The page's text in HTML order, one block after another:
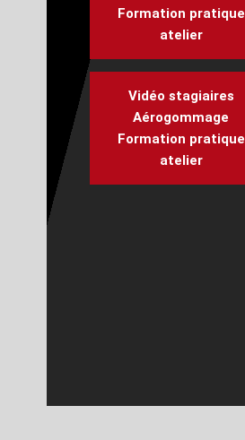
Formation pratique
atelier
Vidéo stagiaires
Aérogommage
Formation pratique
atelier